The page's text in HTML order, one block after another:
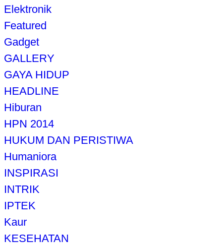
Elektronik
Featured
Gadget
GALLERY
GAYA HIDUP
HEADLINE
Hiburan
HPN 2014
HUKUM DAN PERISTIWA
Humaniora
INSPIRASI
INTRIK
IPTEK
Kaur
KESEHATAN